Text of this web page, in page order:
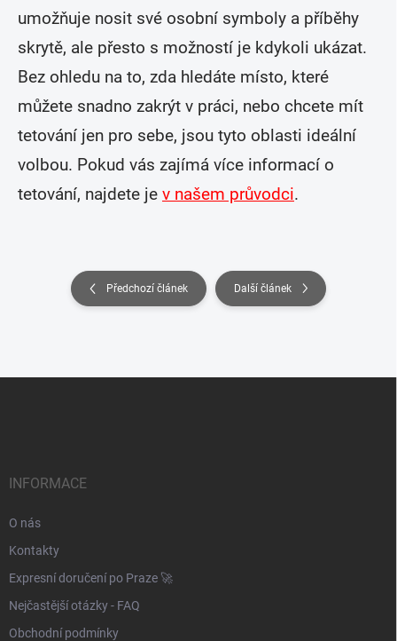
umožňuje nosit své osobní symboly a příběhy
skrytě, ale přesto s možností je kdykoli ukázat.
Bez ohledu na to, zda hledáte místo, které
můžete snadno zakrýt v práci, nebo chcete mít
tetování jen pro sebe, jsou tyto oblasti ideální
volbou. Pokud vás zajímá více informací o
tetování, najdete je v našem průvodci.
Předchozí článek Další článek
INFORMACE
O nás
Kontakty
Expresní doručení po Praze 🚀
Nejčastější otázky - FAQ
Obchodní podmínky